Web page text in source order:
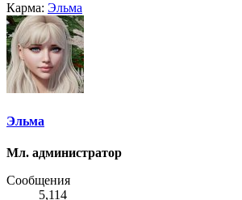
Карма: Эльма
Эльма
Мл. администратор
Сообщения
5,114